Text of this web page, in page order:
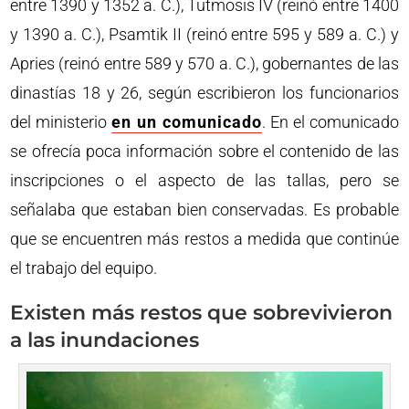
entre 1390 y 1352 a. C.), Tutmosis IV (reinó entre 1400
y 1390 a. C.), Psamtik II (reinó entre 595 y 589 a. C.) y
Apries (reinó entre 589 y 570 a. C.), gobernantes de las
dinastías 18 y 26, según escribieron los funcionarios
del ministerioen un comunicado. En el comunicado
se ofrecía poca información sobre el contenido de las
inscripciones o el aspecto de las tallas, pero se
señalaba que estaban bien conservadas. Es probable
que se encuentren más restos a medida que continúe
el trabajo del equipo.
Existen más restos que sobrevivieron
a las inundaciones